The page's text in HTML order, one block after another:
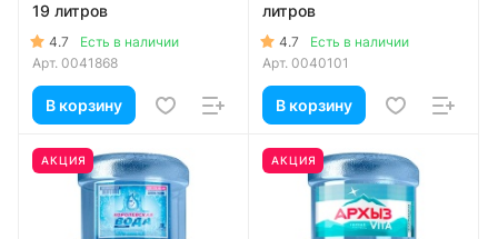
19 литров
4.7
Есть в наличии
Арт. 0041868
В корзину
литров
4.7
Есть в наличии
Арт. 0040101
В корзину
АКЦИЯ АКЦИЯ